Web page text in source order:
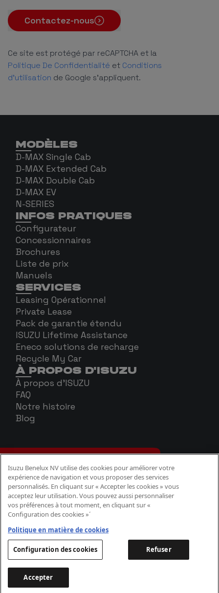
Contactez-nous
Ce site est protégé par reCAPTCHA et la
Politique De Confidentialité et Conditions
d'utilisation de Google s'appliquent.
MODÈLES
D-MAX Single Cab
D-MAX Extended Cab
D-MAX Double Cab
D-MAX EV
N-SERIES
INFOS PRATIQUES
Configurateur
Concessionnaires
Brochures
Liste de prix
Manuels
SERVICES
Leasing Opérationnel
Private Lease
Pack de garantie étendu
ISUZU Lifetime Assistance
Eneco solutions de recharge
Recycle My Car
À PROPOS D'ISUZU
À propos d'ISUZU
FAQ
Notre histoire
Blog
Politique CookiesPolitique confidentialité
Aspects légaux
Isuzu Benelux NV utilise des cookies pour améliorer votre
expérience de navigation et vous proposer des services
personnalisés. En cliquant sur « Accepter les cookies » vous
acceptez leur utilisation. Vous pouvez aussi personnaliser
vos préférences à tout moment, en cliquant sur «
Configuration des cookies »´
Politique en matière de cookies
Configuration des cookies Refuser
Accepter